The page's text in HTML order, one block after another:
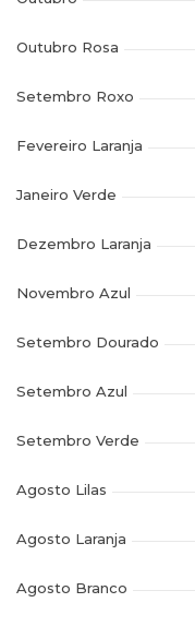
Outubro Rosa
Setembro Roxo
Fevereiro Laranja
Janeiro Verde
Dezembro Laranja
Novembro Azul
Setembro Dourado
Setembro Azul
Setembro Verde
Agosto Lilas
Agosto Laranja
Agosto Branco